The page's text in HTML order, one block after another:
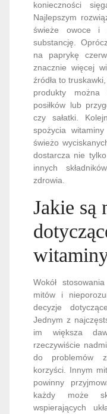
konieczności
Najlepszym
świeże owoce i
substancję.
na paprykę
znacznie więcej
źródła to
produkty można
posiłków lub
czy sałatki.
spożycia
świeżo
dostarcza nie
innych
zdrowia.
Jakie są
Wokół
mitów i
decyzje
Jednym z
im większa
rzeczywiście
do problemów
korzyści. Innym
powinny
każdy może
wspierających